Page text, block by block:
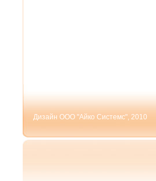
Дизайн ООО "Айко Системс", 2010